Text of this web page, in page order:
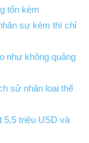
tốn kém
sự kém thì chỉ
như không quảng
sử nhân loại thế
5,5 triệu USD và